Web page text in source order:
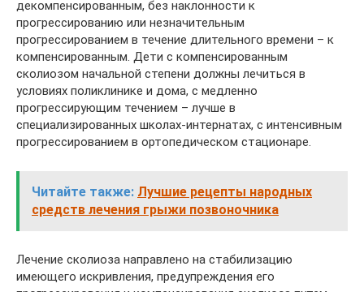
декомпенсированным, без наклонности к
прогрессированию или незначительным
прогрессированием в течение длительного времени – к
компенсированным. Дети с компенсированным
сколиозом начальной степени должны лечиться в
условиях поликлинике и дома, с медленно
прогрессирующим течением – лучше в
специализированных школах-интернатах, с интенсивным
прогрессированием в ортопедическом стационаре.
Читайте также: Лучшие рецепты народных
средств лечения грыжи позвоночника
Лечение сколиоза направлено на стабилизацию
имеющего искривления, предупреждения его